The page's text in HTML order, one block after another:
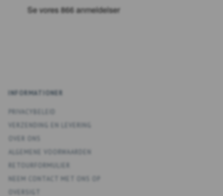
INFORMATIONER
ALGEMENE VOORWAARDEN
RETOURFORMULIER
NEEM CONTACT MET ONS OP